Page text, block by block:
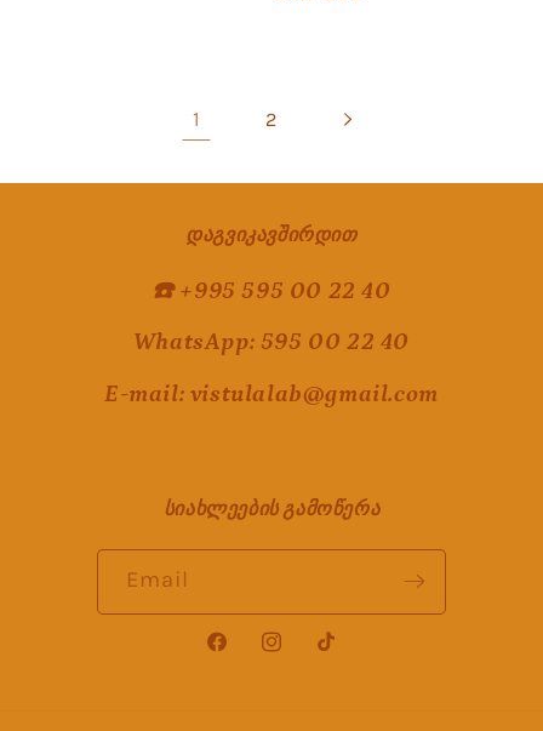
1 2
დაგვიკავშირდით
☎️+995 595 00 22 40
WhatsApp: 595 00 22 40
E-mail: vistulalab@gmail.com
სიახლეების გამოწერა
Email
FacebookInstagram
TikTok